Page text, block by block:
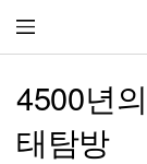
4500년
태탐방